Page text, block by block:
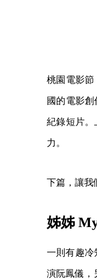
桃園電影節
國的電影
紀錄短片。
力。
下篇，讓我
姊姊
一則有趣冷
演阮鳳儀，